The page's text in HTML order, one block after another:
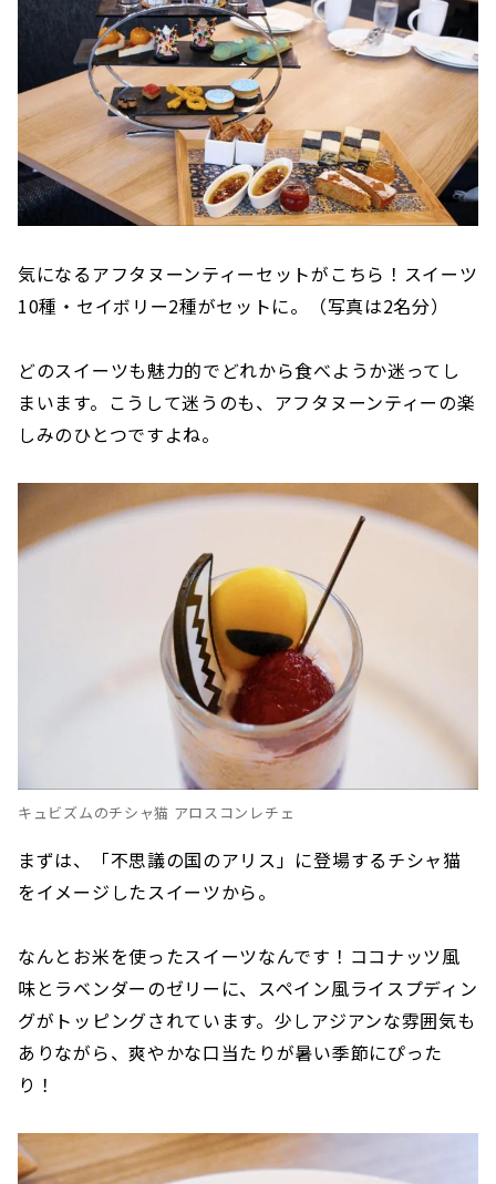
気になるアフタヌーンティーセットがこちら！スイーツ
10種・セイボリー2種がセットに。（写真は2名分）
どのスイーツも魅力的でどれから食べようか迷ってし
まいます。こうして迷うのも、アフタヌーンティーの楽
しみのひとつですよね。
キュビズムのチシャ猫 アロスコンレチェ
まずは、「不思議の国のアリス」に登場するチシャ猫
をイメージしたスイーツから。
なんとお米を使ったスイーツなんです！ココナッツ風
味とラベンダーのゼリーに、スペイン風ライスプディン
グがトッピングされています。少しアジアンな雰囲気も
ありながら、爽やかな口当たりが暑い季節にぴった
り！